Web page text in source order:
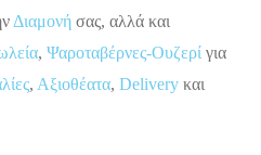
Διαμονή σας, αλλά και
, Ψαροταβέρνες-Ουζερί για
, Αξιοθέατα, Delivery και